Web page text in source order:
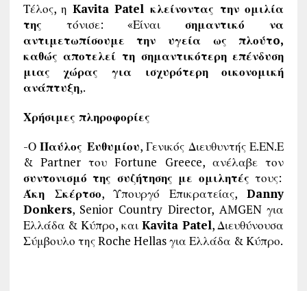
Τέλος, η Kavita Patel κλείνοντας την ομιλία
της τόνισε: «Είναι σημαντικό να
αντιμετωπίσουμε την υγεία ως πλούτo,
καθώς αποτελεί τη σημαντικότερη επένδυση
μιας χώρας για ισχυρότερη οικονομική
ανάπτυξη,.
Χρήσιμες πληροφορίες
-ΟΠαύλος Ευθυμίου, Γενικός Διευθυντής Ε.ΕΝ.Ε
& Partner του Fortune Greece, ανέλαβε τον
συντονισμό της συζήτησης με ομιλητές τους:
Άκη Σκέρτσο, Υπουργό Επικρατείας,Danny
Donkers, Senior Country Director, AMGEN για
Ελλάδα & Κύπρο, και Kavita Patel, Διευθύνουσα
Σύμβουλο της Roche Hellas για Ελλάδα & Κύπρο.